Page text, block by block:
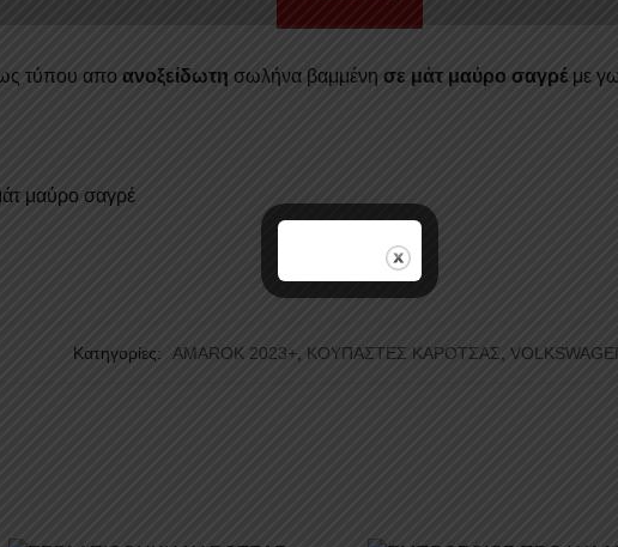
τύπου απο ανοξείδωτη σωλήνα βαμμένη σε μάτ μαύρο σαγρέ με
μαύρο σαγρέ
Κατηγορίες: AMAROK 2023+ ΚΟΥΠΑΣΤΕΣ ΚΑΡΟΤΣΑΣ